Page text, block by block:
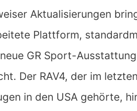
Aktualisierungen
Plattform,
GR Sport-
Der RAV4, der im
in den USA gehörte,